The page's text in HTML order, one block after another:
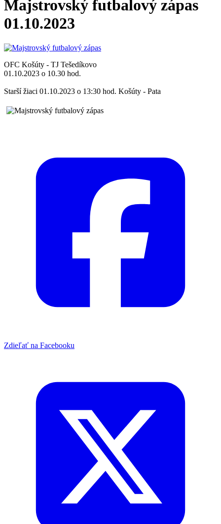
Majstrovský futbalový zápas
01.10.2023
OFC Košúty - TJ Tešedíkovo
01.10.2023 o 10.30 hod.
Starší žiaci 01.10.2023 o 13:30 hod. Košúty - Pata
Zdieľať na Facebooku